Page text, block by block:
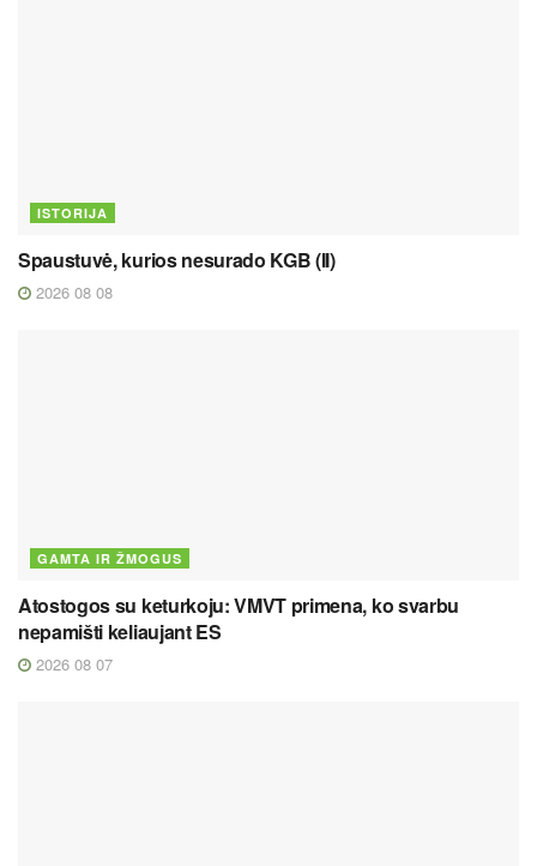
ISTORIJA
Spaustuvė, kurios nesurado KGB (II)
2026 08 08
GAMTA IR ŽMOGUS
Atostogos su keturkoju: VMVT primena, ko svarbu
nepamišti keliaujant ES
2026 08 07